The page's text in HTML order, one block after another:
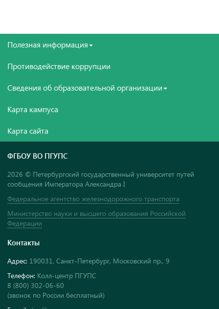
Полезная информация
Противодействие коррупции
Сведения об образовательной организации
Карта кампуса
Карта сайта
ФГБОУ ВО ПГУПС
2026 © Петербургский государственный университет путей
сообщения Императора Александра I
Федеральное агентство железнодорожного транспорта
Министерство науки и высшего образования Российской
Федерации
Контакты
Адрес: 190031, Санкт-Петербург, Московский пр., 9
Телефон: Колл-центр ПГУПС
8 (800) 302-06-60
(звонок по России бесплатный)